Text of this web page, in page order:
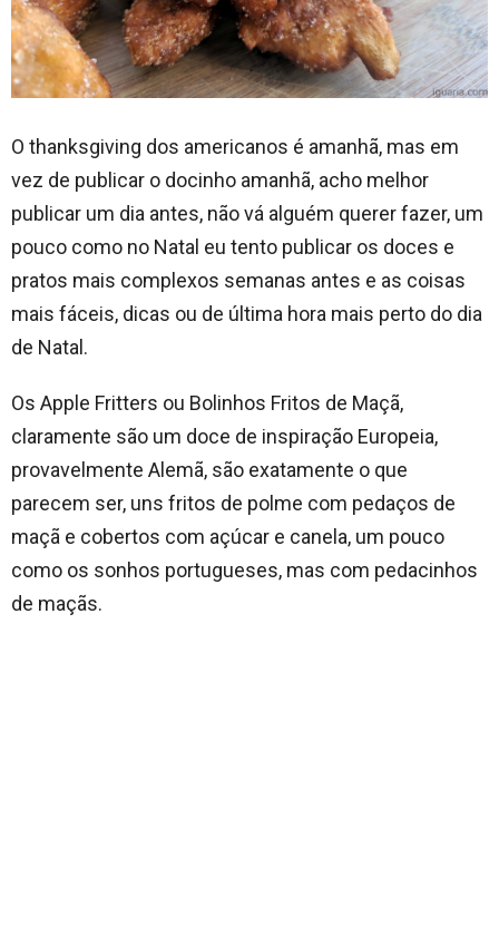
O thanksgiving dos americanos é amanhã, mas em
vez de publicar o docinho amanhã, acho melhor
publicar um dia antes, não vá alguém querer fazer, um
pouco como no Natal eu tento publicar os doces e
pratos mais complexos semanas antes e as coisas
mais fáceis, dicas ou de última hora mais perto do dia
de Natal.
Os Apple Fritters ou Bolinhos Fritos de Maçã,
claramente são um doce de inspiração Europeia,
provavelmente Alemã, são exatamente o que
parecem ser, uns fritos de polme com pedaços de
maçã e cobertos com açúcar e canela, um pouco
como os sonhos portugueses, mas com pedacinhos
de maçãs.